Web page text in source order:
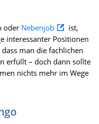
oder Nebenjob
ist,
interessanter Positionen
man die fachlichen
erfüllt – doch dann sollte
nichts mehr im Wege